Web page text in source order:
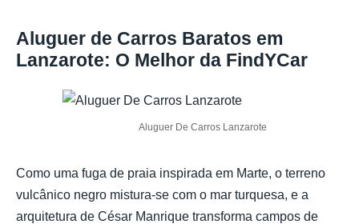
Aluguer de Carros Baratos em
Lanzarote: O Melhor da FindYCar
Aluguer De Carros Lanzarote
Como uma fuga de praia inspirada em Marte, o terreno
vulcânico negro mistura-se com o mar turquesa, e a
arquitetura de César Manrique transforma campos de